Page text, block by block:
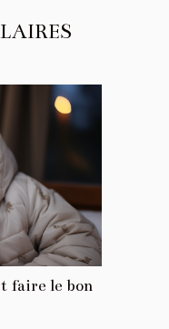
faire le bon